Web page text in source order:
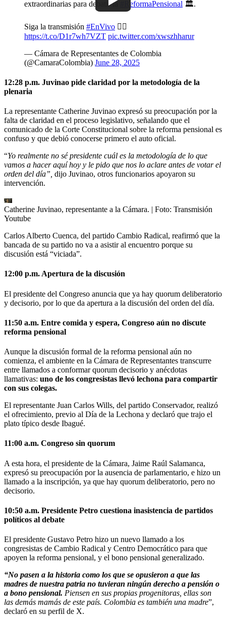
extraordinarias para debatir la #ReformaPensional 🏛.
Siga la transmisión #EnVivo 👇🏼
https://t.co/D1r7wh7VZT pic.twitter.com/xwszhharur
— Cámara de Representantes de Colombia
(@CamaraColombia) June 28, 2025
12:28 p.m. Juvinao pide claridad por la metodología de la
plenaria
La representante Catherine Juvinao expresó su preocupación por la
falta de claridad en el proceso legislativo, señalando que el
comunicado de la Corte Constitucional sobre la reforma pensional es
confuso y que debió conocerse primero el auto oficial.
“Yo realmente no sé presidente cuál es la metodología de lo que
vamos a hacer aquí hoy y le pido que nos lo aclare antes de votar el
orden del día”, dijo Juvinao, otros funcionarios apoyaron su
intervención.
Catherine Juvinao, representante a la Cámara. | Foto: Transmisión
Youtube
Carlos Alberto Cuenca, del partido Cambio Radical, reafirmó que la
bancada de su partido no va a asistir al encuentro porque su
discusión está “viciada”.
12:00 p.m. Apertura de la discusión
El presidente del Congreso anuncia que ya hay quorum deliberatorio
y decisorio, por lo que da apertura a la discusión del orden del día.
11:50 a.m. Entre comida y espera, Congreso aún no discute
reforma pensional
Aunque la discusión formal de la reforma pensional aún no
comienza, el ambiente en la Cámara de Representantes transcurre
entre llamados a conformar quorum decisorio y anécdotas
llamativas: uno de los congresistas llevó lechona para compartir
con sus colegas.
El representante Juan Carlos Wills, del partido Conservador, realizó
el ofrecimiento, previo al Día de la Lechona y declaró que trajo el
plato típico desde Ibagué.
11:00 a.m. Congreso sin quorum
A esta hora, el presidente de la Cámara, Jaime Raúl Salamanca,
expresó su preocupación por la ausencia de parlamentario, e hizo un
llamado a la inscripción, ya que hay quorum deliberatorio, pero no
decisorio.
10:50 a.m. Presidente Petro cuestiona inasistencia de partidos
políticos al debate
El presidente Gustavo Petro hizo un nuevo llamado a los
congresistas de Cambio Radical y Centro Democrático para que
apoyen la reforma pensional, y el bono pensional generalizado.
“No pasen a la historia como los que se opusieron a que las
madres de nuestra patria no tuvieran ningún derecho a pensión o
a bono pensional. Piensen en sus propias progenitoras, ellas son
las demás mamás de este país. Colombia es también una madre”,
declaró en su perfil de X.